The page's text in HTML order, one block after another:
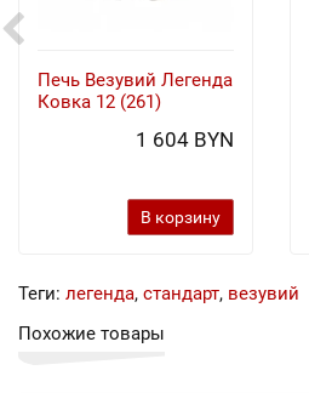
Печь Везувий Легенда
Ковка 12 (261)
1 604 BYN
В корзину
Теги: легенда, стандарт, везувий
Похожие товары